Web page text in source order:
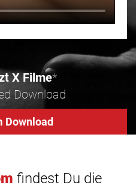
X Filme*
Download
Download
findest Du die